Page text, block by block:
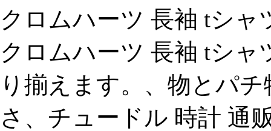
クロムハーツ 長袖 tシャ
クロムハーツ 長袖 tシャ
り揃えます。、物とパ
さ、チュードル 時計 通